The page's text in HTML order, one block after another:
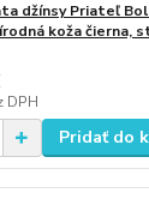
džínsy Priateľ
koža čierna,
DPH
Pridať do